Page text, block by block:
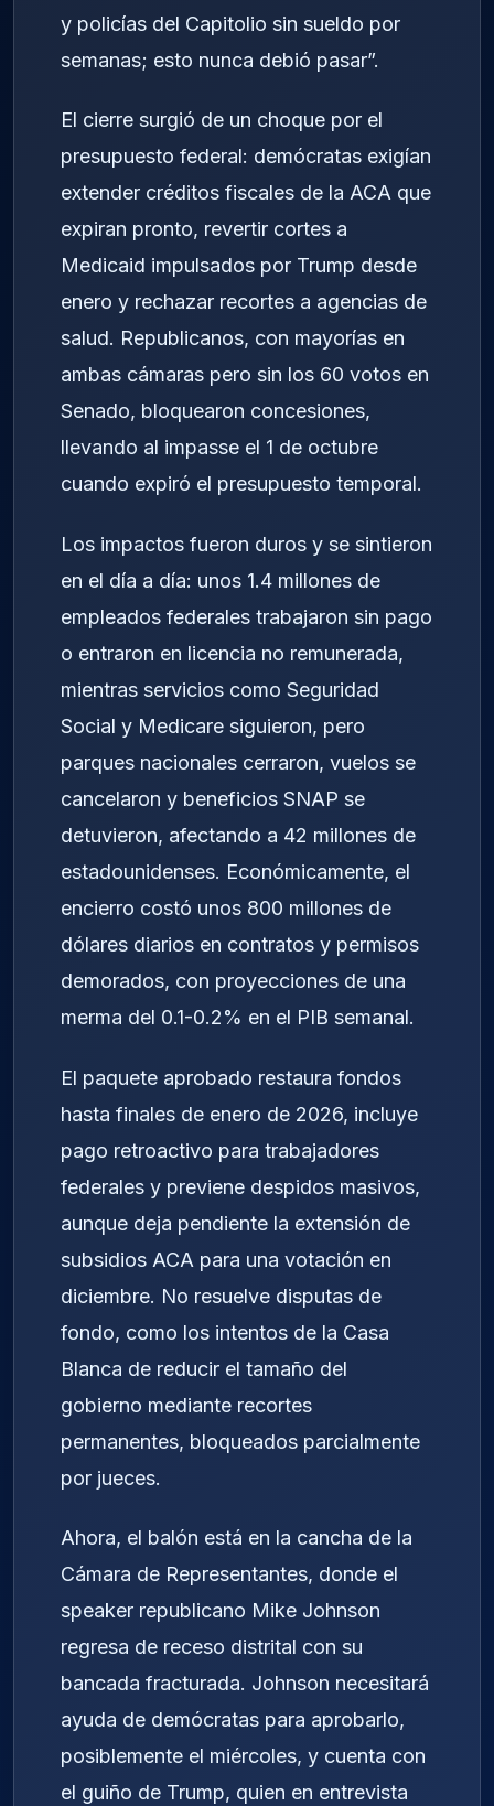
y policías del Capitolio sin sueldo por
semanas; esto nunca debió pasar”.
El cierre surgió de un choque por el
presupuesto federal: demócratas exigían
extender créditos fiscales de la ACA que
expiran pronto, revertir cortes a
Medicaid impulsados por Trump desde
enero y rechazar recortes a agencias de
salud. Republicanos, con mayorías en
ambas cámaras pero sin los 60 votos en
Senado, bloquearon concesiones,
llevando al impasse el 1 de octubre
cuando expiró el presupuesto temporal.
Los impactos fueron duros y se sintieron
en el día a día: unos 1.4 millones de
empleados federales trabajaron sin pago
o entraron en licencia no remunerada,
mientras servicios como Seguridad
Social y Medicare siguieron, pero
parques nacionales cerraron, vuelos se
cancelaron y beneficios SNAP se
detuvieron, afectando a 42 millones de
estadounidenses. Económicamente, el
encierro costó unos 800 millones de
dólares diarios en contratos y permisos
demorados, con proyecciones de una
merma del 0.1-0.2% en el PIB semanal.
El paquete aprobado restaura fondos
hasta finales de enero de 2026, incluye
pago retroactivo para trabajadores
federales y previene despidos masivos,
aunque deja pendiente la extensión de
subsidios ACA para una votación en
diciembre. No resuelve disputas de
fondo, como los intentos de la Casa
Blanca de reducir el tamaño del
gobierno mediante recortes
permanentes, bloqueados parcialmente
por jueces.
Ahora, el balón está en la cancha de la
Cámara de Representantes, donde el
speaker republicano Mike Johnson
regresa de receso distrital con su
bancada fracturada. Johnson necesitará
ayuda de demócratas para aprobarlo,
posiblemente el miércoles, y cuenta con
el guiño de Trump, quien en entrevista